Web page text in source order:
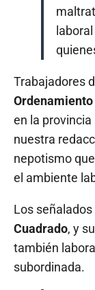
Trabajadores
en la
nuestra
nepotismo
el ambiente
Los
Cuadrado, y
también
subordinada.